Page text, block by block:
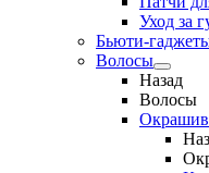
Уход за
Бьюти-
Волосы
Назад
Волосы